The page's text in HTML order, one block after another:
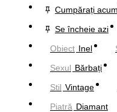
Cumpărați acum
Se încheie azi
Obiect Inel
Sexul Bărbați
Stil Vintage
Piatră Diamant